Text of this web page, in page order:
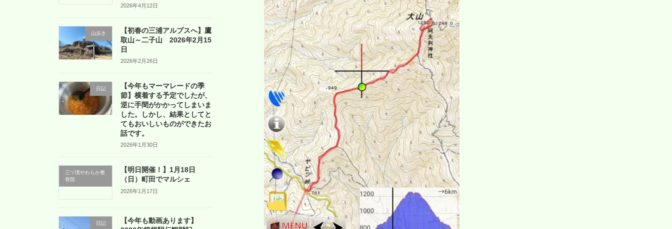
2026年4月12日
山歩き
【初春の三浦アルプスへ】鷹
取山～二子山 2026年2月15
日
2026年2月26日
日記
【今年もマーマレードの季
節】横着する予定でしたが、
逆に手間がかかってしまいま
した。しかし、結果としてと
てもおいしいものができたお
話です。
2026年1月30日
三ツ境やわらか整
骨院
【明日開催！】1月18日
（日）町田でマルシェ
2026年1月17日
日記
【今年も動画あります】